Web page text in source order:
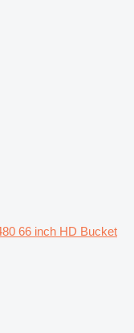
66 inch HD Bucket